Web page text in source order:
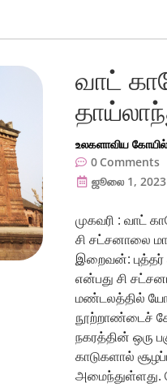
வாட்
உலகளாவிய
0 Comments
ஜூலை 1, 2023
முகவரி : வாட்
சி சட்சனாலை
இறைவன்:
என்பது சி
மண்டலத்தில்
நூற்றாண்டைச்
நகரத்தின் ஒரு
காடுகளால்
அமைந்துள்ளது.